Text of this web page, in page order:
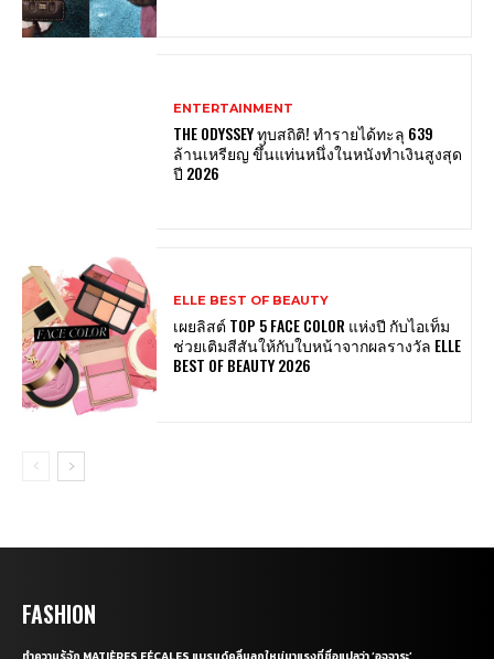
ENTERTAINMENT
THE ODYSSEY ทุบสถิติ! ทำรายได้ทะลุ 639
ล้านเหรียญ ขึ้นแท่นหนึ่งในหนังทำเงินสูงสุด
ปี 2026
ELLE BEST OF BEAUTY
เผยลิสต์ TOP 5 FACE COLOR แห่งปี กับไอเท็ม
ช่วยเติมสีสันให้กับใบหน้าจากผลรางวัล ELLE
BEST OF BEAUTY 2026
FASHION